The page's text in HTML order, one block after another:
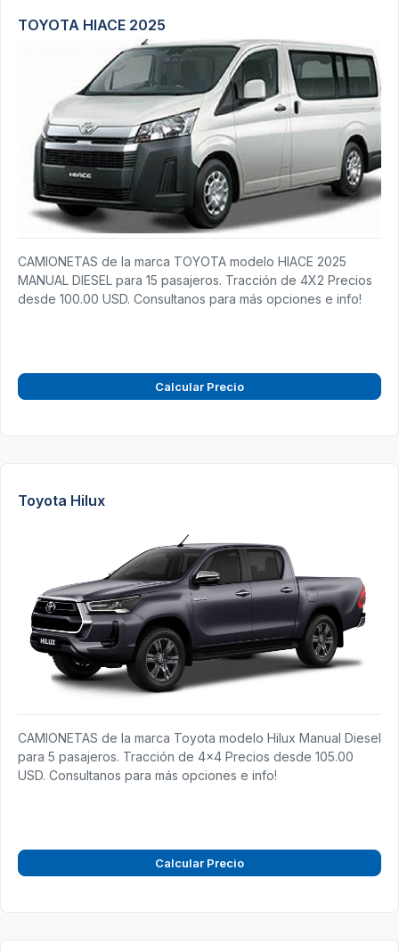
TOYOTA HIACE 2025
CAMIONETAS de la marca TOYOTA modelo HIACE 2025
MANUAL DIESEL para 15 pasajeros. Tracción de 4X2 Precios
desde 100.00 USD. Consultanos para más opciones e info!
Calcular Precio
Toyota Hilux
CAMIONETAS de la marca Toyota modelo Hilux Manual Diesel
para 5 pasajeros. Tracción de 4x4 Precios desde 105.00
USD. Consultanos para más opciones e info!
Calcular Precio